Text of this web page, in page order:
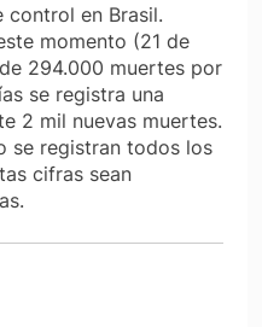
control en Brasil.
momento (21 de
294.000 muertes por
se registra una
2 mil nuevas muertes.
se registran todos los
cifras sean